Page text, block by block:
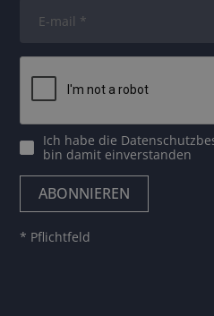
Ich habe die
bin damit einverstanden
* Pflichtfeld